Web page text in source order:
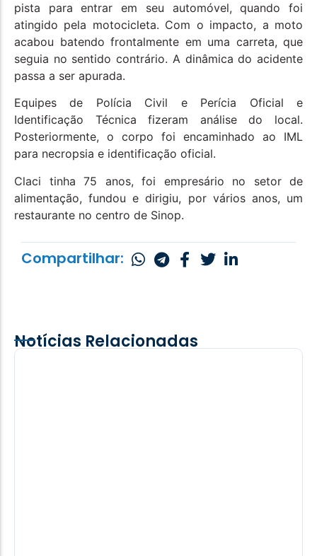
pista para entrar em seu automóvel, quando foi
atingido pela motocicleta. Com o impacto, a moto
acabou batendo frontalmente em uma carreta, que
seguia no sentido contrário. A dinâmica do acidente
passa a ser apurada.
Equipes de Polícia Civil e Perícia Oficial e
Identificação Técnica fizeram análise do local.
Posteriormente, o corpo foi encaminhado ao IML
para necropsia e identificação oficial.
Claci tinha 75 anos, foi empresário no setor de
alimentação, fundou e dirigiu, por vários anos, um
restaurante no centro de Sinop.
Compartilhar:
Notícias Relacionadas